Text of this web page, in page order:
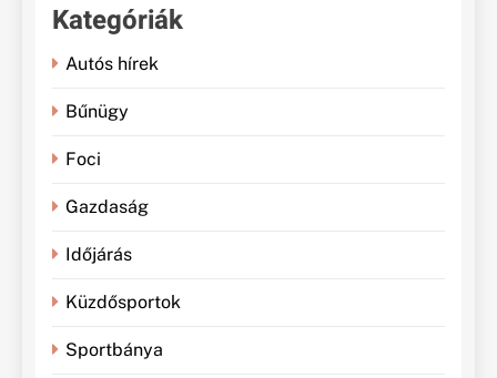
Kategóriák
Autós hírek
Bűnügy
Foci
Gazdaság
Időjárás
Küzdősportok
Sportbánya